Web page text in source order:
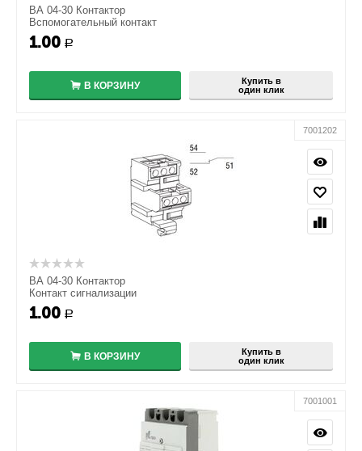
ВА 04-30 Контактор
Вспомогательный контакт
1.00 Р
В КОРЗИНУ
Купить в
один клик
7001202
ВА 04-30 Контактор
Контакт сигнализации
1.00 Р
В КОРЗИНУ
Купить в
один клик
7001001